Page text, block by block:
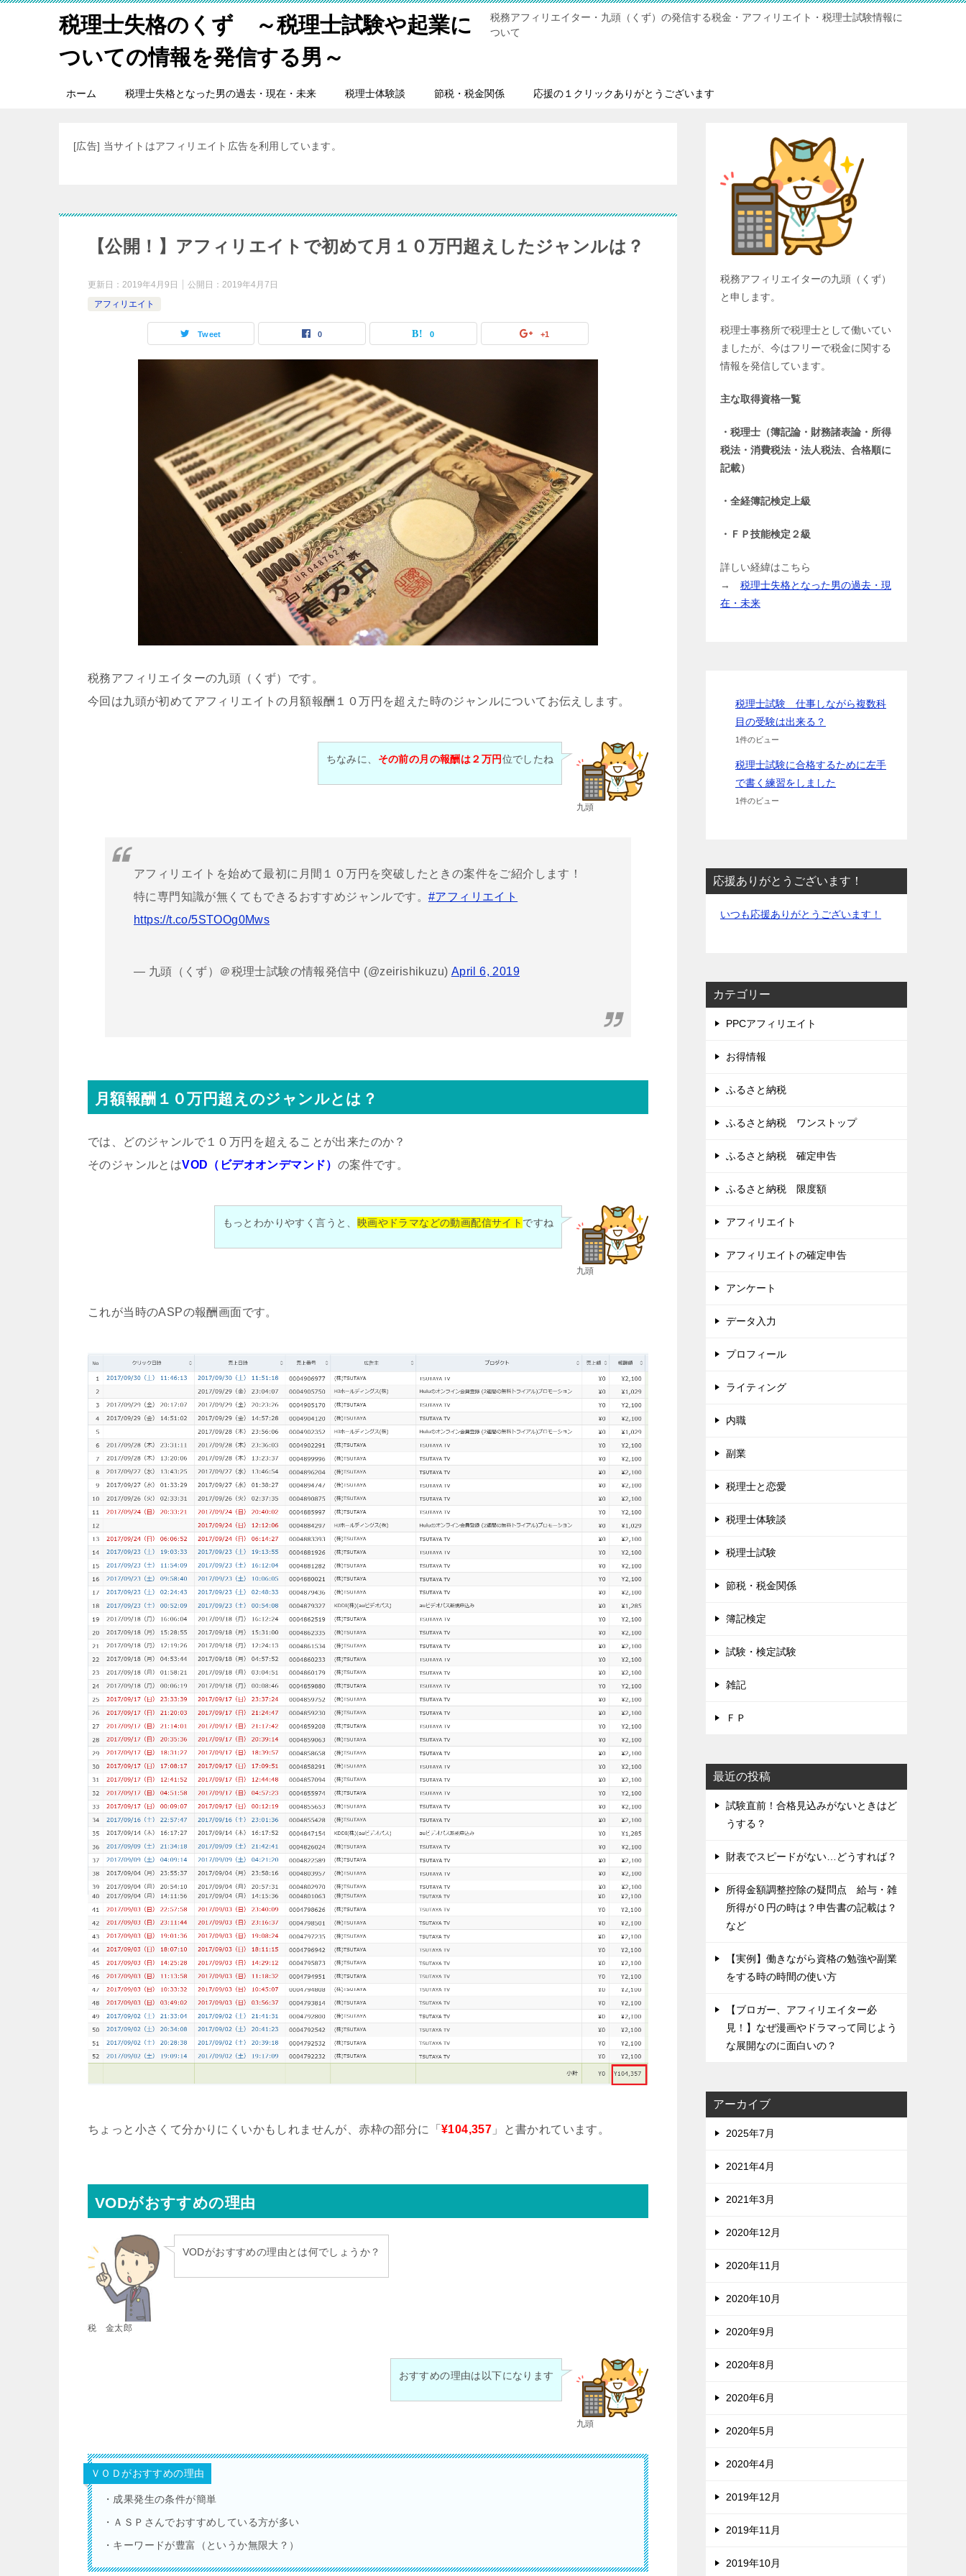
税理士失格のくず ～税理士試験や起業に
ついての情報を発信する男～
税務アフィリエイター・九頭（くず）の発信する税金・アフィリエイト・税理士試験情報に
ついて
ホーム 税理士失格となった男の過去・現在・未来 税理士体験談 節税・税金関係 応援の１クリックありがとうございます
[広告] 当サイトはアフィリエイト広告を利用しています。
【公開！】アフィリエイトで初めて月１０万円超えしたジャンルは？
更新日： 2019年4月9日 公開日： 2019年4月7日
アフィリエイト
Tweet 0 0 +1
税務アフィリエイターの九頭（くず）です。
今回は九頭が初めてアフィリエイトの月額報酬１０万円を超えた時のジャンルについてお伝えします。
九頭
ちなみに、 その前の月の報酬は２万円位でしたね
アフィリエイトを始めて最初に月間１０万円を突破したときの案件をご紹介します！
特に専門知識が無くてもできるおすすめジャンルです。 #アフィリエイト
https://t.co/5STOOg0Mws
— 九頭（くず）＠税理士試験の情報発信中 (@zeirishikuzu) April 6, 2019
月額報酬１０万円超えのジャンルとは？
では、どのジャンルで１０万円を超えることが出来たのか？
そのジャンルとはVOD（ビデオオンデマンド） の案件です。
九頭
もっとわかりやすく言うと、 映画やドラマなどの動画配信サイト ですね
これが当時のASPの報酬画面です。
ちょっと小さくて分かりにくいかもしれませんが、赤枠の部分に「 ¥104,357 」と書かれています。
VODがおすすめの理由
税 金太郎
VODがおすすめの理由とは何でしょうか？
九頭
おすすめの理由は以下になります
ＶＯＤがおすすめの理由
・成果発生の条件が簡単
・ＡＳＰさんでおすすめしている方が多い
・キーワードが豊富（というか無限大？）
税務アフィリエイターの九頭（くず）
と申します。
税理士事務所で税理士として働いてい
ましたが、今はフリーで税金に関する
情報を発信しています。
主な取得資格一覧
・税理士（簿記論・財務諸表論・所得
税法・消費税法・法人税法、合格順に
記載）
・全経簿記検定上級
・ＦＰ技能検定２級
詳しい経緯はこちら
→ 税理士失格となった男の過去・現
在・未来
税理士試験 仕事しながら複数科
目の受験は出来る？
1件のビュー
税理士試験に合格するために左手
で書く練習をしました
1件のビュー
応援ありがとうございます！
いつも応援ありがとうございます！
カテゴリー
PPCアフィリエイト
お得情報
ふるさと納税
ふるさと納税 ワンストップ
ふるさと納税 確定申告
ふるさと納税 限度額
アフィリエイト
アフィリエイトの確定申告
アンケート
データ入力
プロフィール
ライティング
内職
副業
税理士と恋愛
税理士体験談
税理士試験
節税・税金関係
簿記検定
試験・検定試験
雑記
ＦＰ
最近の投稿
試験直前！合格見込みがないときはど
うする？
財表でスピードがない…どうすれば？
所得金額調整控除の疑問点 給与・雑
所得が０円の時は？申告書の記載は？
など
【実例】働きながら資格の勉強や副業
をする時の時間の使い方
【ブロガー、アフィリエイター必
見！】なぜ漫画やドラマって同じよう
な展開なのに面白いの？
アーカイブ
2025年7月
2021年4月
2021年3月
2020年12月
2020年11月
2020年10月
2020年9月
2020年8月
2020年6月
2020年5月
2020年4月
2019年12月
2019年11月
2019年10月